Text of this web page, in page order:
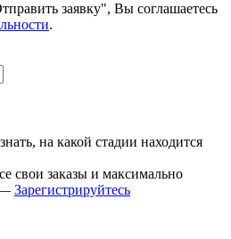
заявку", Вы соглашаетесь
.
на какой стадии находится
свои заказы и максимально
— Зарегистрируйтесь